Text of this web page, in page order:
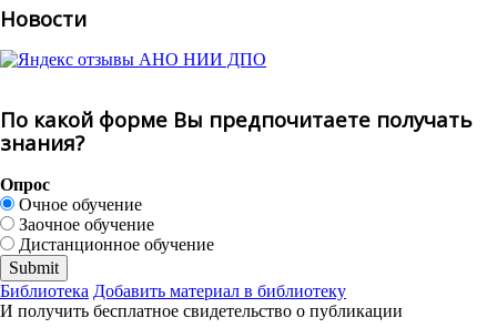
Новости
По какой форме Вы предпочитаете получать
знания?
Опрос
Очное обучение
Заочное обучение
Дистанционное обучение
Библиотека Добавить материал в библиотеку
И получить бесплатное свидетельство о публикации